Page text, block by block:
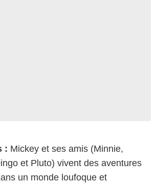
: Mickey et ses amis (Minnie,
et Pluto) vivent des aventures
un monde loufoque et